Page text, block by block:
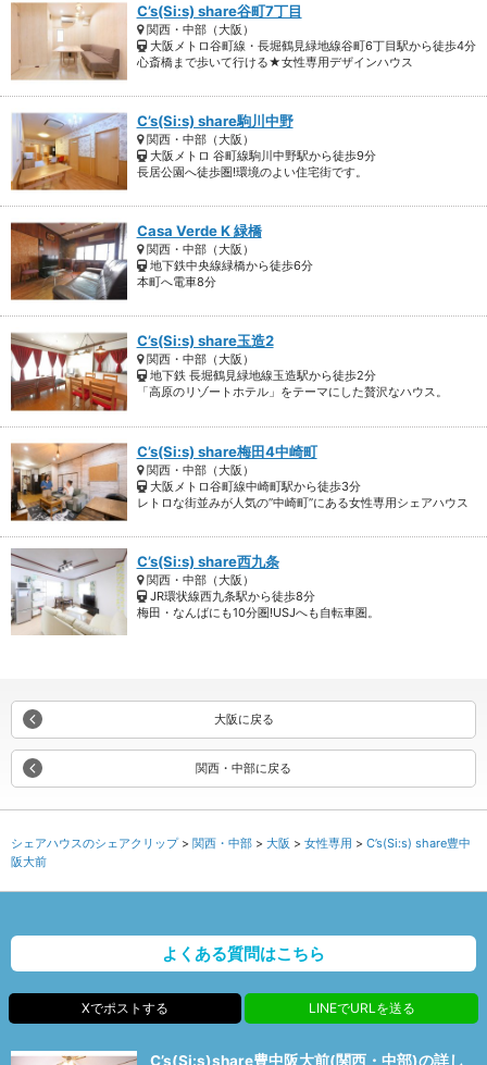
C’s(Si:s) share谷町7丁目
関西・中部（大阪）
大阪メトロ谷町線・長堀鶴見緑地線谷町6丁目駅から徒歩4分
心斎橋まで歩いて行ける★女性専用デザインハウス
C’s(Si:s) share駒川中野
関西・中部（大阪）
大阪メトロ 谷町線駒川中野駅から徒歩9分
長居公園へ徒歩圏!環境のよい住宅街です。
Casa Verde K 緑橋
関西・中部（大阪）
地下鉄中央線緑橋から徒歩6分
本町へ電車8分
C’s(Si:s) share玉造2
関西・中部（大阪）
地下鉄 長堀鶴見緑地線玉造駅から徒歩2分
「高原のリゾートホテル」をテーマにした贅沢なハウス。
C’s(Si:s) share梅田4中崎町
関西・中部（大阪）
大阪メトロ谷町線中崎町駅から徒歩3分
レトロな街並みが人気の”中崎町”にある女性専用シェアハウス
C’s(Si:s) share西九条
関西・中部（大阪）
JR環状線西九条駅から徒歩8分
梅田・なんばにも10分圏!USJへも自転車圏。
大阪に戻る
関西・中部に戻る
シェアハウスのシェアクリップ 関西・中部 大阪 女性専用
C’s(Si:s) share豊中
阪大前
よくある質問はこちら
Xでポストする LINEでURLを送る
C’s(Si:s)share豊中阪大前(関西・中部)の詳し